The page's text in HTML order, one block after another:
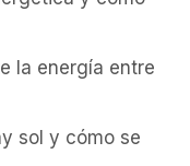
la energía entre
sol y cómo se